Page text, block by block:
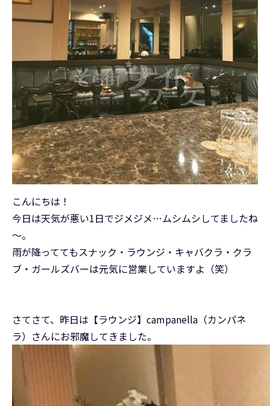
こんにちは！
今日は天気が悪い1日でジメジメ…ムシムシしてましたね
～。
雨が降っててもスナック・ラウンジ・キャバクラ・クラ
ブ・ガールズバーは元気に営業していますよ（笑）
さてさて、昨日は【ラウンジ】campanella（カンパネ
ラ）さんにお邪魔してきました。